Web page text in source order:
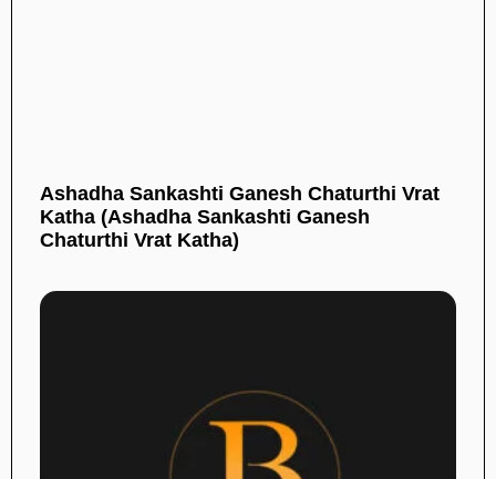
Ashadha Sankashti Ganesh Chaturthi Vrat
Katha (Ashadha Sankashti Ganesh
Chaturthi Vrat Katha)